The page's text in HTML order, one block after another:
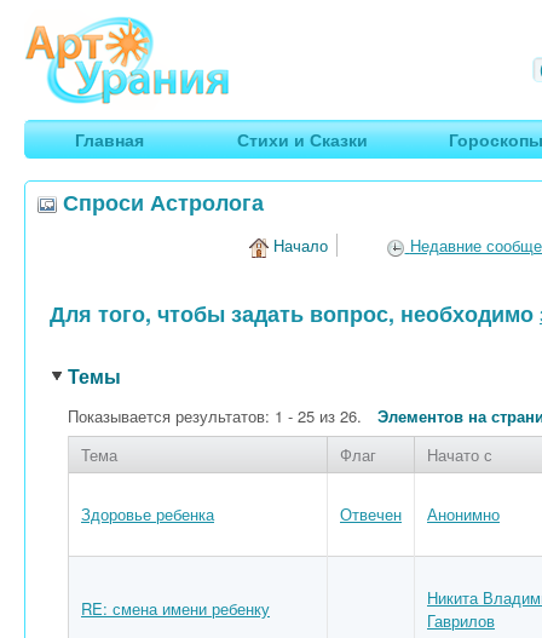
АртУрания
Умные гороскопы, творчество, путешествия
Главная Стихи и Сказки Гороскопы
Спроси Астролога
Начало Недавние
Для того, чтобы задать вопрос, необходимо
Темы
Показывается результатов: 1 - 25 из 26.
Элементов на
Тема
Флаг Начато с
Здоровье ребенка Отвечен Анонимно
RE: смена имени ребенку
Никита
Гаврилов